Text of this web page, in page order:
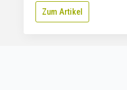
Zum Artikel